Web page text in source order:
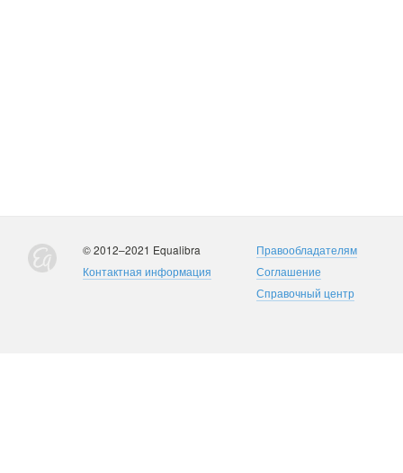
© 2012–2021 Equalibra
Контактная информация
Правообладателям
Соглашение
Справочный центр